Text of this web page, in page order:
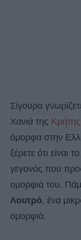
Σίγουρα
Χανιά της Κρήτης
όμορφα στην
ξέρετε ότι είναι
γεγονός που
ομορφιά του.
Λουτρό, ένα
ομορφιά.